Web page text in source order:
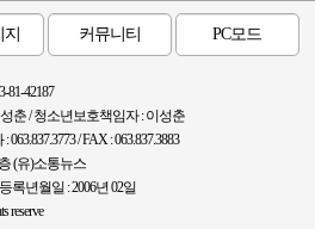
커뮤니티 PC모드
42187
춘 / 청소년보호책임자 : 이성춘
/ FAX : 063.837.3883
(유)소통뉴스
록년월일 : 2006년 02일
reserve